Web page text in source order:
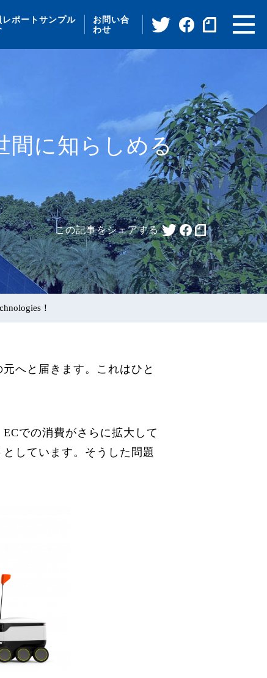
レポートサンプル
お問い合
わせ
間に知らしめる
この記事をシェアする
！
へと届きます。これはひと
での消費がさらに拡大して
しています。そうした問題